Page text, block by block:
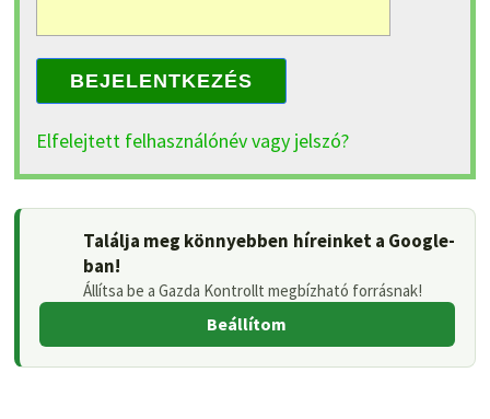
BEJELENTKEZÉS
Elfelejtett felhasználónév vagy jelszó?
Találja meg könnyebben híreinket a Google-
ban!
Állítsa be a Gazda Kontrollt megbízható forrásnak!
Beállítom